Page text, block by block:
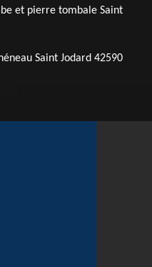
et pierre tombale Saint
Saint Jodard 42590